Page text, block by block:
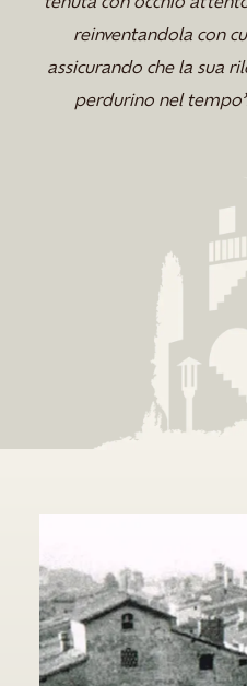
reinventandola con
assicurando che la sua
perdurino nel